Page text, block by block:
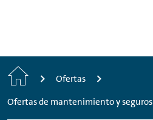
Inicio
Ofertas
Ofertas de mantenimiento y seguros